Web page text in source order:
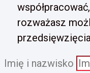
rozważasz
Imię i nazwisko